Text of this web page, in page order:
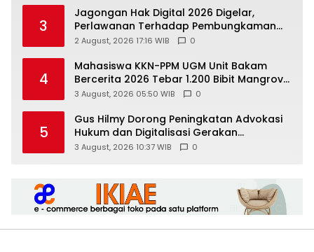
3
Jagongan Hak Digital 2026 Digelar,
Perlawanan Terhadap Pembungkaman
Media Digital
2 August, 2026 17:16 WIB 0
4
Mahasiswa KKN-PPM UGM Unit Bakam
Bercerita 2026 Tebar 1.200 Bibit Mangrove
di Sungai Air Layang
3 August, 2026 05:50 WIB 0
5
Gus Hilmy Dorong Peningkatan Advokasi
Hukum dan Digitalisasi Gerakan
Meningkatkan Kualitas PMII DIY
3 August, 2026 10:37 WIB 0